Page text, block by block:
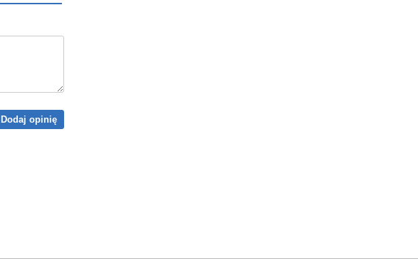
Dodaj opinię